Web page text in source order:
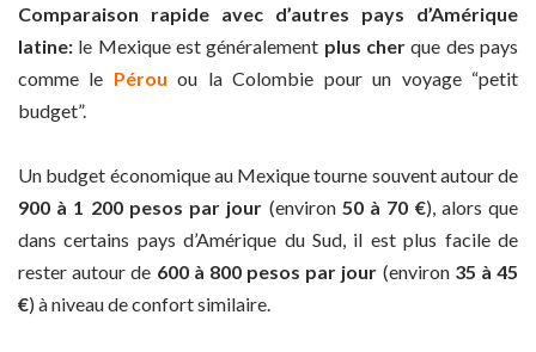
Comparaison rapide avec d’autres pays d’Amérique
latine: le Mexique est généralement plus cher que des pays
comme le Pérou ou la Colombie pour un voyage “petit
budget”.
Un budget économique au Mexique tourne souvent autour de
900 à 1 200 pesos par jour (environ 50 à 70 €), alors que
dans certains pays d’Amérique du Sud, il est plus facile de
rester autour de 600 à 800 pesos par jour (environ 35 à 45
€) à niveau de confort similaire.